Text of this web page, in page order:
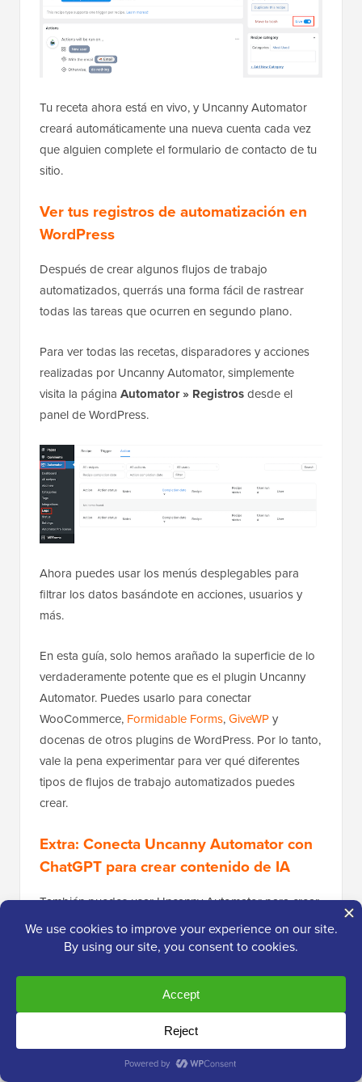
Tu receta ahora está en vivo, y Uncanny Automator
creará automáticamente una nueva cuenta cada vez
que alguien complete el formulario de contacto de tu
sitio.
Ver tus registros de automatización en
WordPress
Después de crear algunos flujos de trabajo
automatizados, querrás una forma fácil de rastrear
todas las tareas que ocurren en segundo plano.
Para ver todas las recetas, disparadores y acciones
realizadas por Uncanny Automator, simplemente
visita la página Automator » Registrosdesde el
panel de WordPress.
Ahora puedes usar los menús desplegables para
filtrar los datos basándote en acciones, usuarios y
más.
En esta guía, solo hemos arañado la superficie de lo
verdaderamente potente que es el plugin Uncanny
Automator. Puedes usarlo para conectar
WooCommerce, Formidable Forms,GiveWPy
docenas de otros plugins de WordPress. Por lo tanto,
vale la pena experimentar para ver qué diferentes
tipos de flujos de trabajo automatizados puedes
crear.
Extra: Conecta Uncanny Automator con
ChatGPT para crear contenido de IA
También puedes usar Uncanny Automator para crear
flujos de trabajo conChatGPTusando la integración
de OpenAI.
IA en tus flujos de trabajo de muchas maneras
diferentes. Por ejemplo, puedes crear una nueva
publicación de blog con contenido generado por IA
cada vez que se envía un formulario.